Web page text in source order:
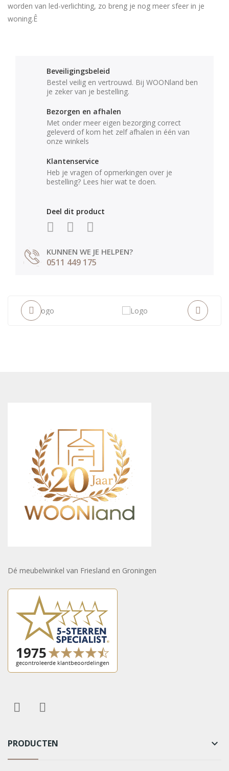
worden van led-verlichting, zo breng je nog meer sfeer in je
woning.Ê
Beveiligingsbeleid
Bestel veilig en vertrouwd. Bij WOONland ben
je zeker van je bestelling.
Bezorgen en afhalen
Met onder meer eigen bezorging correct
geleverd of kom het zelf afhalen in één van
onze winkels
Klantenservice
Heb je vragen of opmerkingen over je
bestelling? Lees hier wat te doen.
Deel dit product
KUNNEN WE JE HELPEN?
0511 449 175
Dé meubelwinkel van Friesland en Groningen
PRODUCTEN keyboard_arrow_down